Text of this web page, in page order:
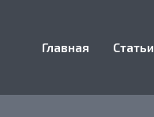
Главная Статьи